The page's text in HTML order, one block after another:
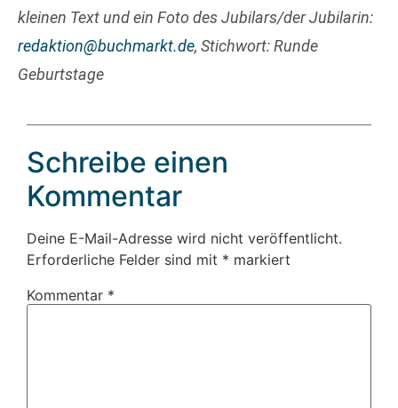
kleinen Text und ein Foto des Jubilars/der Jubilarin:
redaktion@buchmarkt.de, Stichwort: Runde
Geburtstage
Schreibe einen
Kommentar
Deine E-Mail-Adresse wird nicht veröffentlicht.
Erforderliche Felder sind mit * markiert
Kommentar *